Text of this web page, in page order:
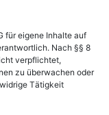
für eigene Inhalte auf
Nach §§ 8
verpflichtet,
zu überwachen oder
Tätigkeit